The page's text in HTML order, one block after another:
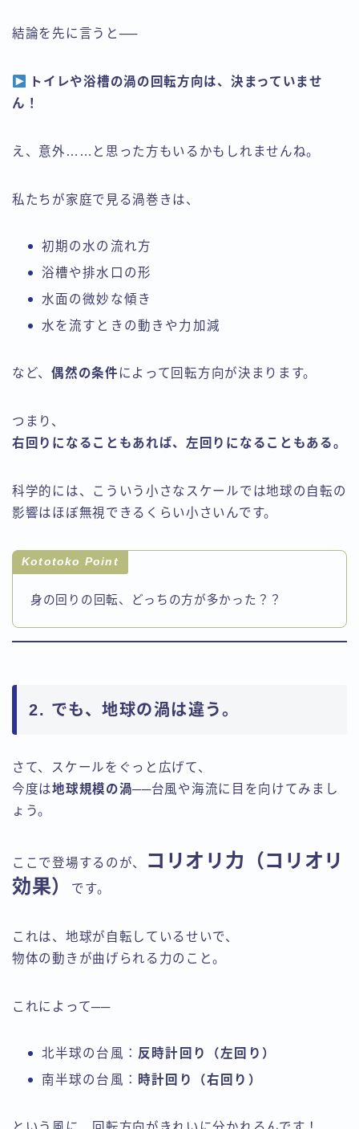
結論を先に言うと──
トイレや浴槽の渦の回転方向は、決まっていませ
ん！
え、意外……と思った方もいるかもしれませんね。
私たちが家庭で見る渦巻きは、
初期の水の流れ方
浴槽や排水口の形
水面の微妙な傾き
水を流すときの動きや力加減
など、偶然の条件 によって回転方向が決まります。
つまり、
右回りになることもあれば、左回りになることもある。
科学的には、こういう小さなスケールでは地球の自転の
影響はほぼ無視できるくらい小さいんです。
Kototoko Point
身の回りの回転、どっちの方が多かった？？
2. でも、地球の渦は違う。
さて、スケールをぐっと広げて、
今度は地球規模の渦──台風や海流に目を向けてみまし
ょう。
ここで登場するのが、
コリオリ力（コリオリ
効果）
です。
これは、地球が自転しているせいで、
物体の動きが曲げられる力のこと。
これによって──
北半球の台風： 反時計回り（左回り）
南半球の台風： 時計回り（右回り）